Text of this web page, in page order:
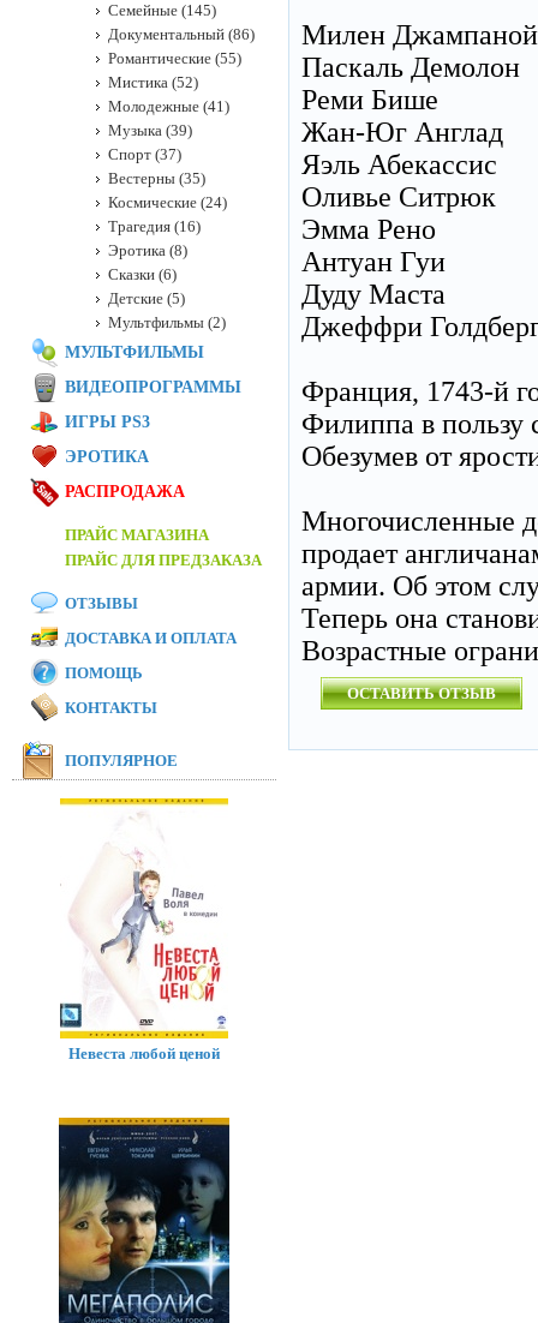
Милен Джампаной
Паскаль Демолон
Реми Бише
Жан-Юг Англад
Яэль Абекассис
Оливье Ситрюк
Эмма Рено
Антуан Гуи
Дуду Маста
Джеффри
Франция, 1743-й
Филиппа в пользу
Обезумев от
Многочисленные
продает
армии. Об этом
Теперь она
Возрастные
ОСТАВИТЬ ОТЗЫВ
Семейные (145)
Документальный (86)
Романтические (55)
Мистика (52)
Молодежные (41)
Музыка (39)
Спорт (37)
Вестерны (35)
Космические (24)
Трагедия (16)
Эротика (8)
Сказки (6)
Детские (5)
Мультфильмы (2)
МУЛЬТФИЛЬМЫ
ВИДЕОПРОГРАММЫ
ИГРЫ PS3
ЭРОТИКА
РАСПРОДАЖА
ПРАЙС МАГАЗИНА
ПРАЙС ДЛЯ ПРЕДЗАКАЗА
ОТЗЫВЫ
ДОСТАВКА И ОПЛАТА
ПОМОЩЬ
КОНТАКТЫ
ПОПУЛЯРНОЕ
Невеста любой ценой